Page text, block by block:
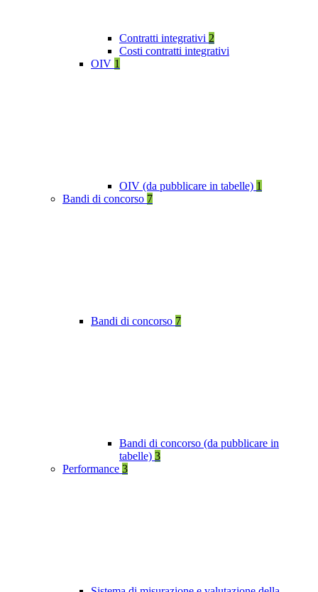
Contratti integrativi 2
Costi contratti integrativi
OIV 1
OIV (da pubblicare in tabelle) 1
Bandi di concorso 7
Bandi di concorso 7
Bandi di concorso (da pubblicare in
tabelle) 3
Performance 3